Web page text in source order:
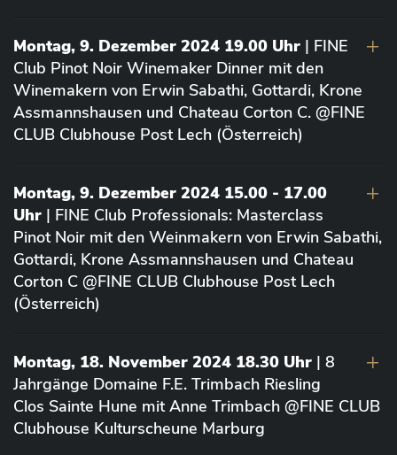
Montag, 9. Dezember 2024 19.00 Uhr | FINE
Club Pinot Noir Winemaker Dinner mit den
Winemakern von Erwin Sabathi, Gottardi, Krone
Assmannshausen und Chateau Corton C. @FINE
CLUB Clubhouse Post Lech (Österreich)
Montag, 9. Dezember 2024 15.00 - 17.00
Uhr | FINE Club Professionals: Masterclass
Pinot Noir mit den Weinmakern von Erwin Sabathi,
Gottardi, Krone Assmannshausen und Chateau
Corton C @FINE CLUB Clubhouse Post Lech
(Österreich)
Montag, 18. November 2024 18.30 Uhr | 8
Jahrgänge Domaine F.E. Trimbach Riesling
Clos Sainte Hune mit Anne Trimbach @FINE CLUB
Clubhouse Kulturscheune Marburg